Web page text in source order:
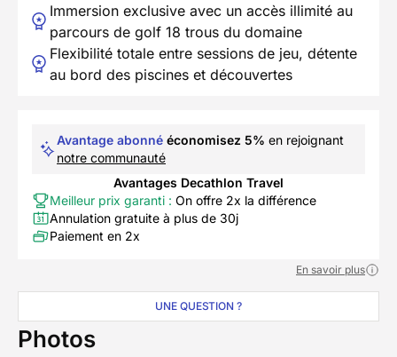
Immersion exclusive avec un accès illimité au
parcours de golf 18 trous du domaine
Flexibilité totale entre sessions de jeu, détente
au bord des piscines et découvertes
Avantage abonné économisez 5% en rejoignant
notre communauté
Avantages Decathlon Travel
Meilleur prix garanti : On offre 2x la différence
Annulation gratuite à plus de 30j
Paiement en 2x
En savoir plus
UNE QUESTION ?
Photos